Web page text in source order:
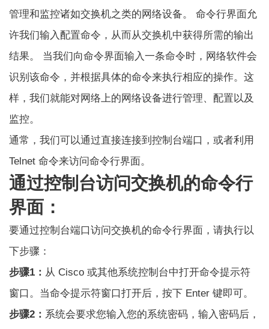
管理和监控诸如交换机之类的网络设备。 命令行界面允
许我们输入配置命令，从而从交换机中获得所需的输出
结果。 当我们向命令界面输入一条命令时，网络软件会
识别该命令，并根据具体的命令来执行相应的操作。这
样，我们就能对网络上的网络设备进行管理、配置以及
监控。
通常，我们可以通过直接连接到控制台端口，或者利用
Telnet 命令来访问命令行界面。
通过控制台访问交换机的命令行
界面：
要通过控制台端口访问交换机的命令行界面，请执行以
下步骤：
步骤1： 从 Cisco 或其他系统控制台中打开命令提示符
窗口。当命令提示符窗口打开后，按下 Enter 键即可。
步骤2： 系统会要求您输入您的系统密码，输入密码后，